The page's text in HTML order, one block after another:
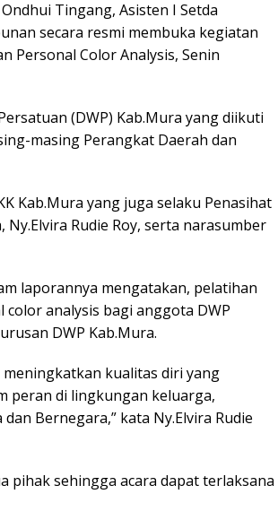
Tingang, Asisten I Setda
secara resmi membuka kegiatan
Personal Color Analysis, Senin
(DWP) Kab.Mura yang diikuti
masing Perangkat Daerah dan
Kab.Mura yang juga selaku Penasihat
Ny.Elvira Rudie Roy, serta narasumber
laporannya mengatakan, pelatihan
analysis bagi anggota DWP
DWP Kab.Mura.
kualitas diri yang
peran di lingkungan keluarga,
Bernegara,” kata Ny.Elvira Rudie
pihak sehingga acara dapat terlaksana